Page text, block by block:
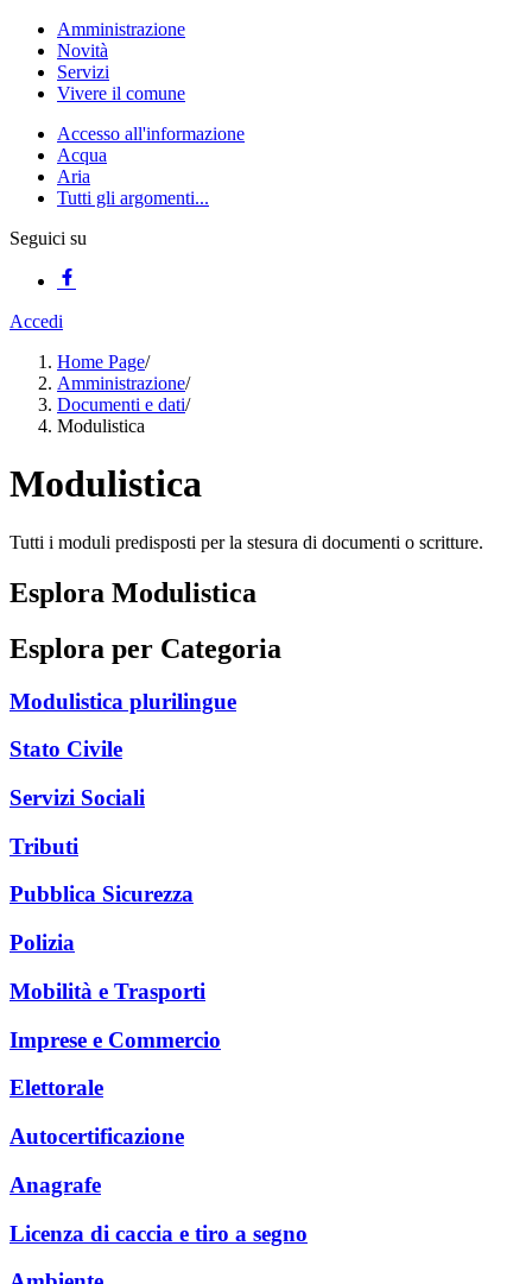
Amministrazione
Novità
Servizi
Vivere il comune
Accesso all'informazione
Acqua
Aria
Tutti gli argomenti...
Seguici su
Accedi
Home Page/
Amministrazione/
Documenti e dati/
Modulistica
Modulistica
Tutti i moduli predisposti per la stesura di documenti o scritture.
Esplora Modulistica
Esplora per Categoria
Modulistica plurilingue
Stato Civile
Servizi Sociali
Tributi
Pubblica Sicurezza
Polizia
Mobilità e Trasporti
Imprese e Commercio
Elettorale
Autocertificazione
Anagrafe
Licenza di caccia e tiro a segno